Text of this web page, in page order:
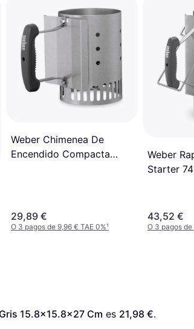
Weber Chimenea De
Encendido Compacta
29,89 €
O 3 pagos de 9,96 € TAE 0%¹
Weber
Starter
43,52 €
O 3 pagos de
15.8x15.8x27 Cm es 21,98 €.